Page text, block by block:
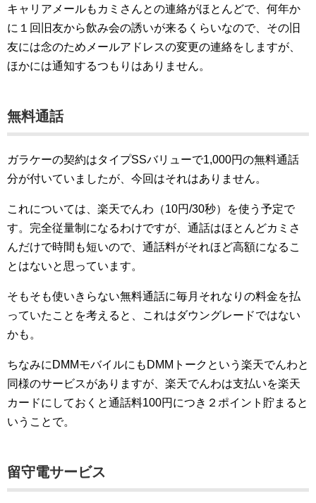
キャリアメールもカミさんとの連絡がほとんどで、何年か
に１回旧友から飲み会の誘いが来るくらいなので、その旧
友には念のためメールアドレスの変更の連絡をしますが、
ほかには通知するつもりはありません。
無料通話
ガラケーの契約はタイプSSバリューで1,000円の無料通話
分が付いていましたが、今回はそれはありません。
これについては、楽天でんわ（10円/30秒）を使う予定で
す。完全従量制になるわけですが、通話はほとんどカミさ
んだけで時間も短いので、通話料がそれほど高額になるこ
とはないと思っています。
そもそも使いきらない無料通話に毎月それなりの料金を払
っていたことを考えると、これはダウングレードではない
かも。
ちなみにDMMモバイルにもDMMトークという楽天でんわと
同様のサービスがありますが、楽天でんわは支払いを楽天
カードにしておくと通話料100円につき２ポイント貯まると
いうことで。
留守電サービス